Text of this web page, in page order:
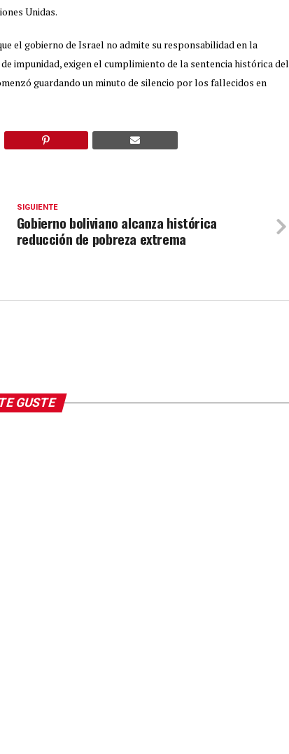
Unidas.
el gobierno de Israel no admite su responsabilidad en la
impunidad, exigen el cumplimiento de la sentencia histórica del
guardando un minuto de silencio por los fallecidos en
SIGUIENTE
Gobierno boliviano alcanza histórica
reducción de pobreza extrema
GUSTE